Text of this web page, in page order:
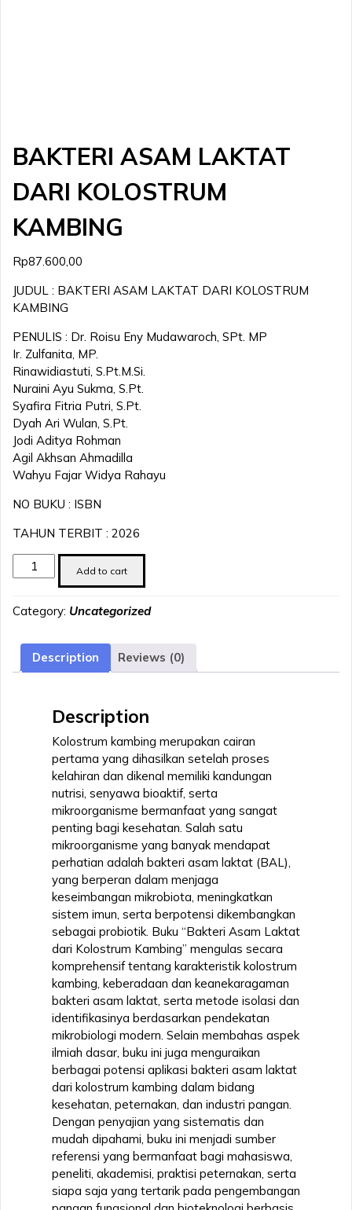
BAKTERI ASAM LAKTAT
DARI KOLOSTRUM
KAMBING
Rp87.600,00
JUDUL : BAKTERI ASAM LAKTAT DARI KOLOSTRUM
KAMBING
PENULIS : Dr. Roisu Eny Mudawaroch, SPt. MP
Ir. Zulfanita, MP.
Rinawidiastuti, S.Pt.M.Si.
Nuraini Ayu Sukma, S.Pt.
Syafira Fitria Putri, S.Pt.
Dyah Ari Wulan, S.Pt.
Jodi Aditya Rohman
Agil Akhsan Ahmadilla
Wahyu Fajar Widya Rahayu
NO BUKU : ISBN
TAHUN TERBIT : 2026
BAKTERI
ASAM
DARI
KAMBING
quantity
Add to cart
Category: Uncategorized
Description Reviews (0)
Description
Kolostrum kambing merupakan cairan
pertama yang dihasilkan setelah proses
kelahiran dan dikenal memiliki kandungan
nutrisi, senyawa bioaktif, serta
mikroorganisme bermanfaat yang sangat
penting bagi kesehatan. Salah satu
mikroorganisme yang banyak mendapat
perhatian adalah bakteri asam laktat (BAL),
yang berperan dalam menjaga
keseimbangan mikrobiota, meningkatkan
sistem imun, serta berpotensi dikembangkan
sebagai probiotik. Buku “Bakteri Asam Laktat
dari Kolostrum Kambing” mengulas secara
komprehensif tentang karakteristik kolostrum
kambing, keberadaan dan keanekaragaman
bakteri asam laktat, serta metode isolasi dan
identifikasinya berdasarkan pendekatan
mikrobiologi modern. Selain membahas aspek
ilmiah dasar, buku ini juga menguraikan
berbagai potensi aplikasi bakteri asam laktat
dari kolostrum kambing dalam bidang
kesehatan, peternakan, dan industri pangan.
Dengan penyajian yang sistematis dan
mudah dipahami, buku ini menjadi sumber
referensi yang bermanfaat bagi mahasiswa,
peneliti, akademisi, praktisi peternakan, serta
siapa saja yang tertarik pada pengembangan